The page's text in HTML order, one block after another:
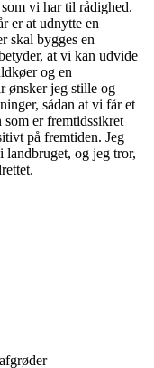
vi har til rådighed.
er at udnytte en
skal bygges en
at vi kan udvide
og en
ønsker jeg stille og
sådan at vi får et
er fremtidssikret
på fremtiden. Jeg
og jeg tror,